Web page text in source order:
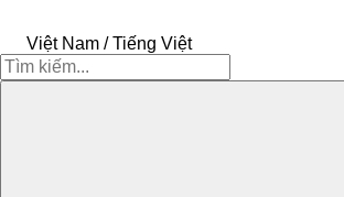
Việt Nam / Tiếng Việt